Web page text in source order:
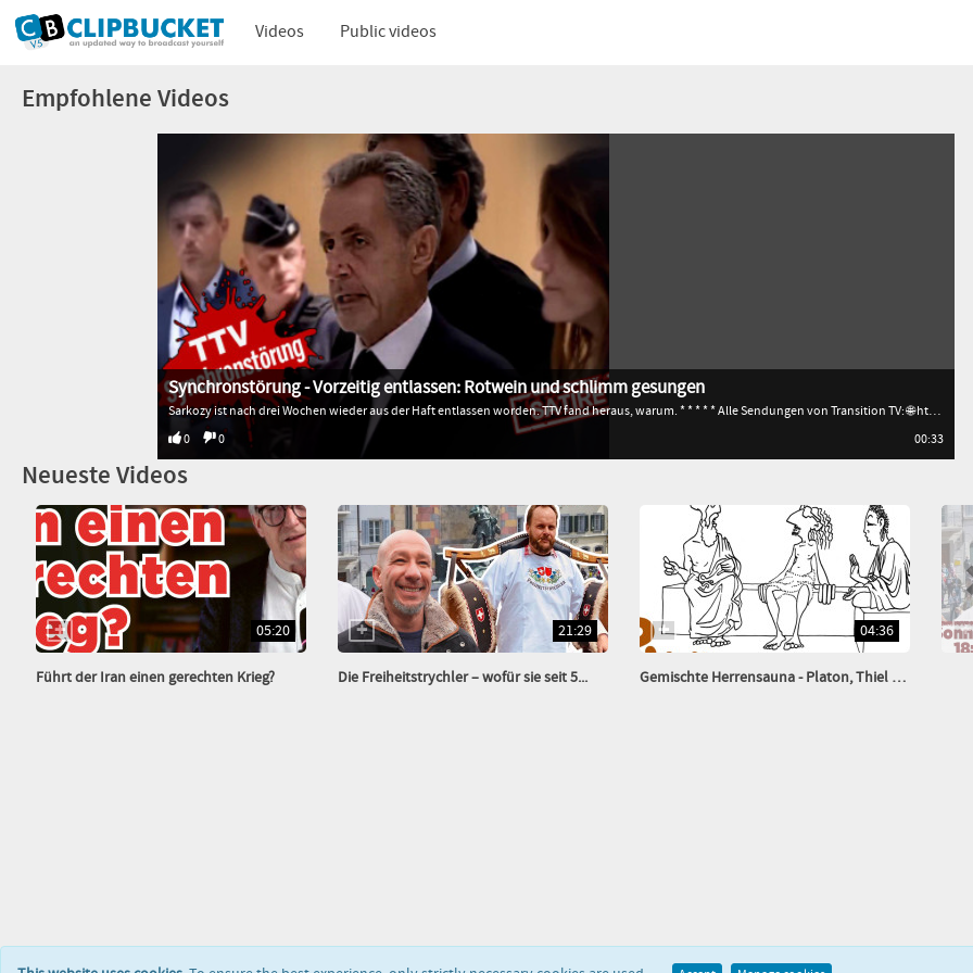
Videos Public videos
Empfohlene Videos
Synchronstörung - Vorzeitig entlassen: Rotwein und schlimm gesungen
Sarkozy ist nach drei Wochen wieder aus der Haft entlassen worden. TTV fand heraus, warum. * * * * * Alle Sendungen von Transition TV: 🌐 http://www.transitiontv.org Spenden für Transition TV: 💚 http://www.transitiontv.org/unterstuetzen Newsletter abonnieren: 🗞 http://www.transitiontv.org/newsletter
0
0 00:33
Neueste Videos
05:20
Führt der Iran einen gerechten Krieg?
21:29
Die Freiheitstrychler – wofür sie seit 5...
04:36
Gemischte Herrensauna - Platon, Thiel & Buddha...